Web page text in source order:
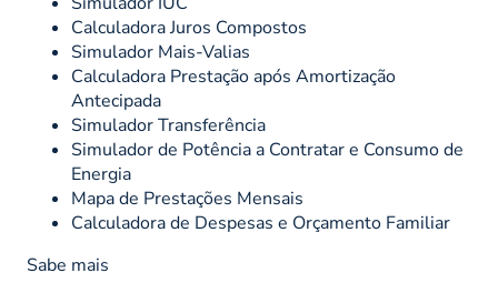
Calculadora Juros Compostos
Simulador Mais-Valias
Calculadora Prestação após Amortização
Antecipada
Simulador Transferência
Simulador de Potência a Contratar e Consumo de
Energia
Mapa de Prestações Mensais
Calculadora de Despesas e Orçamento Familiar
Sabe mais